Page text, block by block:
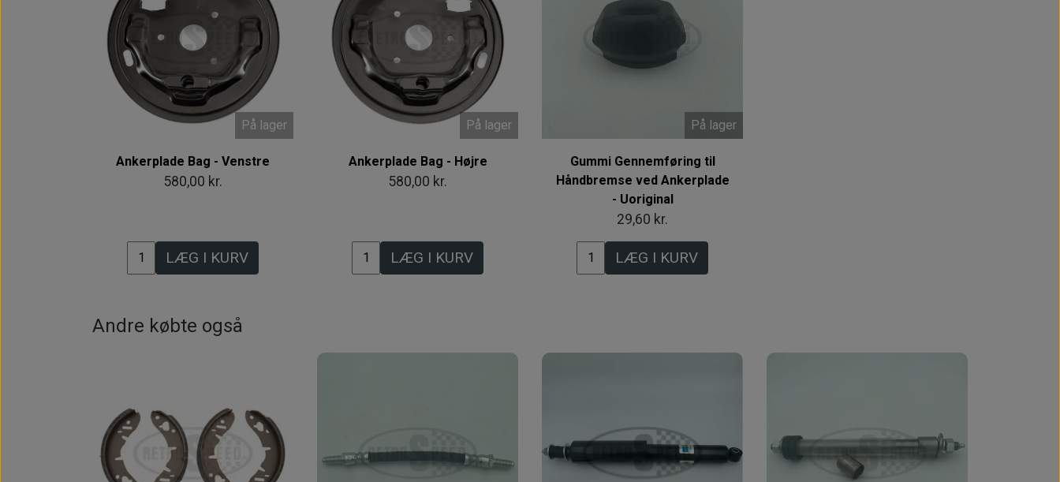
På lager
Ankerplade Bag - Venstre
580,00 kr.
LÆG I KURV
På lager
Ankerplade Bag - Højre
580,00 kr.
LÆG I KURV
På lager
Gummi Gennemføring til
Håndbremse ved Ankerplade
- Uoriginal
29,60 kr.
LÆG I KURV
Andre købte også